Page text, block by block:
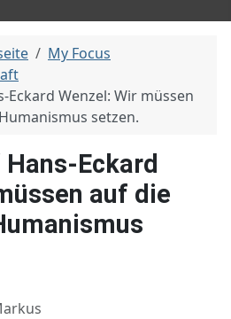
My Focus
Eckard Wenzel: Wir müssen
setzen.
Eckard
auf die